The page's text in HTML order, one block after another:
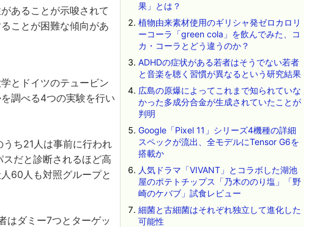
あることが示唆されて
ことが困難な傾向があ
とドイツのテュービン
調べる4つの実験を行い
ち21人は事前に行われ
だと診断されるほど高
60人も対照グループと
はダミー7つとターゲッ
果」とは？
植物由来素材使用のギリシャ発ゼロカロリ
ーコーラ「green cola」を飲んでみた、コ
カ・コーラとどう違うのか？
ADHDの症状がある若者はそうでない若者
と音楽を聴く習慣が異なるという研究結果
広島の原爆によってこれまで知られていな
かった多成分合金が生成されていたことが
判明
Google「Pixel 11」シリーズ4機種の詳細
スペックが流出、全モデルにTensor G6を
搭載か
人気ドラマ「VIVANT」とコラボした湖池
屋のポテトチップス「乃木ののり塩」「野
崎のケバブ」試食レビュー
細菌と古細菌はそれぞれ独立して進化した
可能性